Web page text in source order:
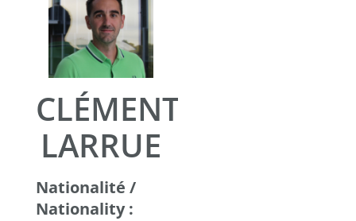
CLÉMENT
LARRUE
Nationalité /
Nationality :